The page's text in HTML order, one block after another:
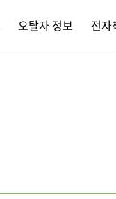
오탈자 정보 전자